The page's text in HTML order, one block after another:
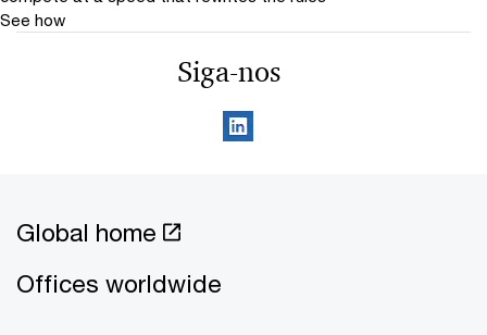
See how
Siga-nos
Global home
Offices worldwide